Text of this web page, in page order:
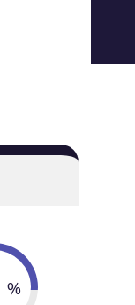
%